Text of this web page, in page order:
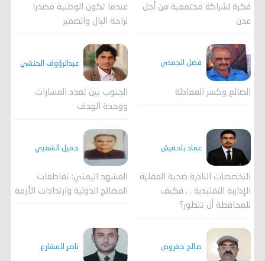
فكرة لشراكة مجتمعية من أجل
عدن
عندما تكون الوطنية مصدرا
لراحة البال والضمير
فضل الجعدي
الضالع وكسر المعادلة
عبدالرؤوف الحنشي
الجنوب بين تعدد المسارات
ووحدة الهدف
عماد باحميش
التخصصات النادرة ضحية العقلية
الإدارية التقليدية . . فكيف
للمحافظة أن تتطور؟
جميل الشعبي
المشهد اليمني: تقاطعات
المصالح الدولية وارتدادات الأزمة
صالح حقروص ناصر المشارع